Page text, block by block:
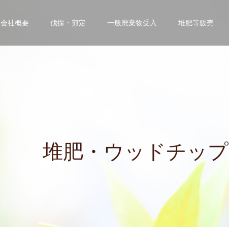
会社概要 伐採・剪定 一般廃棄物受入 堆肥等販売
・ウ ッ ド チ ップ を ご